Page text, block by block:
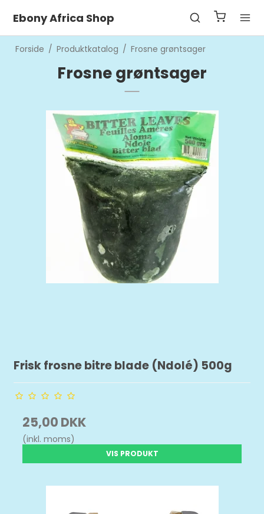
Ebony Africa Shop
Forside / Produktkatalog / Frosne grøntsager
Frosne grøntsager
Frisk frosne bitre blade (Ndolé) 500g
25,00 DKK
(inkl. moms)
VIS PRODUKT